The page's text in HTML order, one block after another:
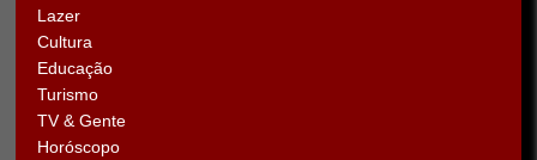
Lazer
Cultura
Educação
Turismo
TV & Gente
Horóscopo